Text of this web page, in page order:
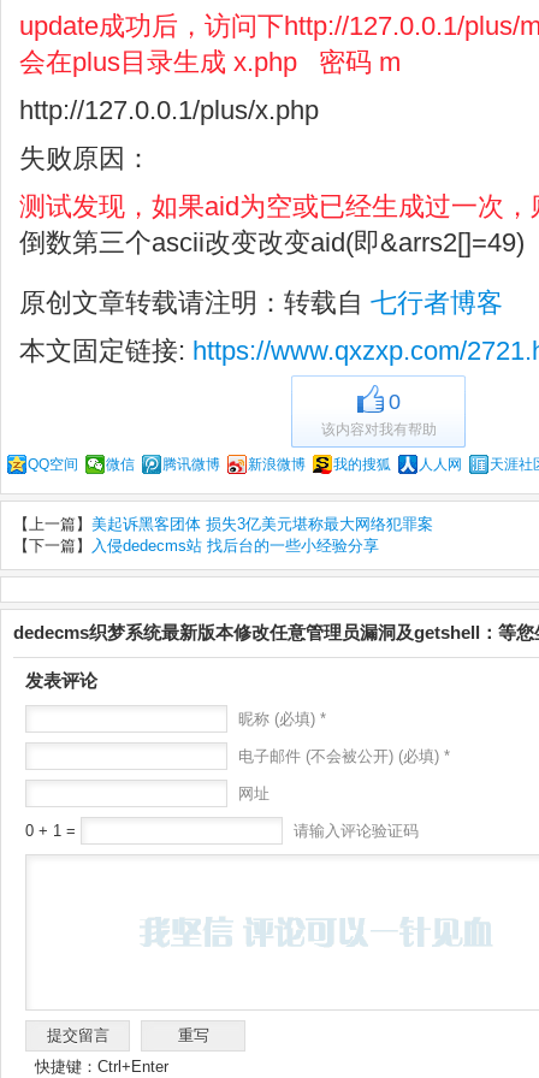
update成功后，访问下http://127.0.0.1/plus/
会在plus目录生成 x.php 密码 m
http://127.0.0.1/plus/x.php
失败原因：
测试发现，如果aid为空或已经生成过一次
倒数第三个ascii改变改变aid(即&arrs2[]=49)
原创文章转载请注明：转载自 七行者博客
本文固定链接: https://www.qxzxp.com/
0
该内容对我有帮助
QQ空间 微信 腾讯微博 新浪微博 我的搜狐 人人网 天涯社
【上一篇】 美起诉黑客团体 损失3亿美元堪称最大网络犯罪案
【下一篇】
入侵dedecms站 找后台的一些小经验分享
dedecms织梦系统最新版本修改任意管理员漏洞及getshell：等您
发表评论
昵称 (必填) *
电子邮件 (不会被公开) (必填) *
网址
0 + 1 = 请输入评论验证码
快捷键：Ctrl+Enter